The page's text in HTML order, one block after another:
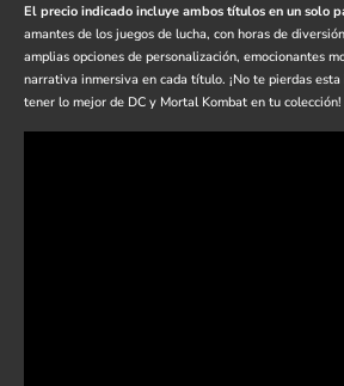
El precio indicado incluye ambos títulos en un solo
amantes de los juegos de lucha, con horas de
amplias opciones de personalización, emocionantes
narrativa inmersiva en cada título. ¡No te pierdas
tener lo mejor de DC y Mortal Kombat en tu colección!